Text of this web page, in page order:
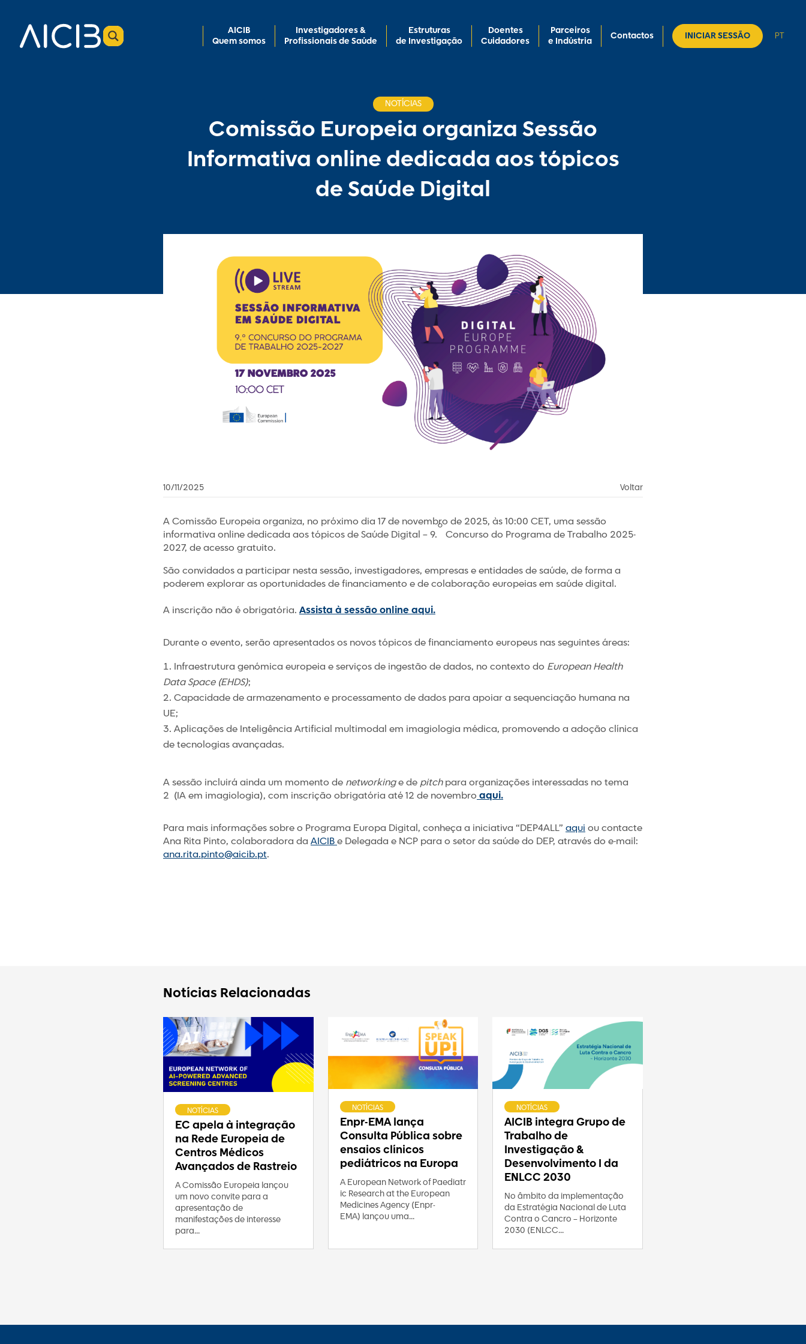
AICIB
Quem somos
Investigadores &
Profissionais de Saúde
Estruturas
de Investigação
Doentes
Cuidadores
Parceiros
e Indústria
Contactos INICIAR SESSÃO PT
NOTÍCIAS
Comissão Europeia organiza Sessão
Informativa online dedicada aos tópicos
de Saúde Digital
10/11/2025 Voltar
A Comissão Europeia organiza, no próximo dia 17 de novembro de 2025, às 10:00 CET, uma sessão
informativa online dedicada aos tópicos de Saúde Digital – 9.
º
Concurso do Programa de Trabalho 2025-
2027, de acesso gratuito.
São convidados a participar nesta sessão, investigadores, empresas e entidades de saúde, de forma a
poderem explorar as oportunidades de financiamento e de colaboração europeias em saúde digital.
A inscrição não é obrigatória. Assista à sessão online aqui.
Durante o evento, serão apresentados os novos tópicos de financiamento europeus nas seguintes áreas:
Infraestrutura genómica europeia e serviços de ingestão de dados, no contexto do European Health
Data Space (EHDS);
Capacidade de armazenamento e processamento de dados para apoiar a sequenciação humana na
UE;
Aplicações de Inteligência Artificial multimodal em imagiologia médica, promovendo a adoção clínica
de tecnologias avançadas.
A sessão incluirá ainda um momento de networkinge de pitchpara organizações interessadas no tema
2 (IA em imagiologia), com inscrição obrigatória até 12 de novembro aqui.
Para mais informações sobre o Programa Europa Digital, conheça a iniciativa “DEP4ALL” aqui ou contacte
Ana Rita Pinto, colaboradora da AICIBe Delegada e NCP para o setor da saúde do DEP, através do e-mail:
ana.rita.pinto@aicib.pt.
Notícias Relacionadas
EC apela à integração
na Rede Europeia de
Centros Médicos
Avançados de Rastreio
NOTÍCIAS
A Comissão Europeia lançou
um novo convite para a
apresentação de
manifestações de interesse
para...
Enpr-EMA lança
Consulta Pública sobre
ensaios clínicos
pediátricos na Europa
NOTÍCIAS
A European Network of Paediatr
ic Research at the European
Medicines Agency (Enpr-
EMA) lançou uma...
AICIB integra Grupo de
Trabalho de
Investigação &
Desenvolvimento I da
ENLCC 2030
NOTÍCIAS
No âmbito da implementação
da Estratégia Nacional de Luta
Contra o Cancro – Horizonte
2030 (ENLCC...